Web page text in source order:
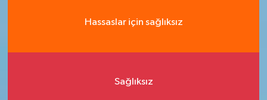
Hassaslar için sağlıksız
Sağlıksız